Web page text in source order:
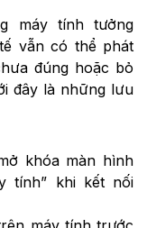
máy tính tưởng
vẫn có thể phát
đúng hoặc bỏ
đây là những lưu
khóa màn hình
tính” khi kết nối